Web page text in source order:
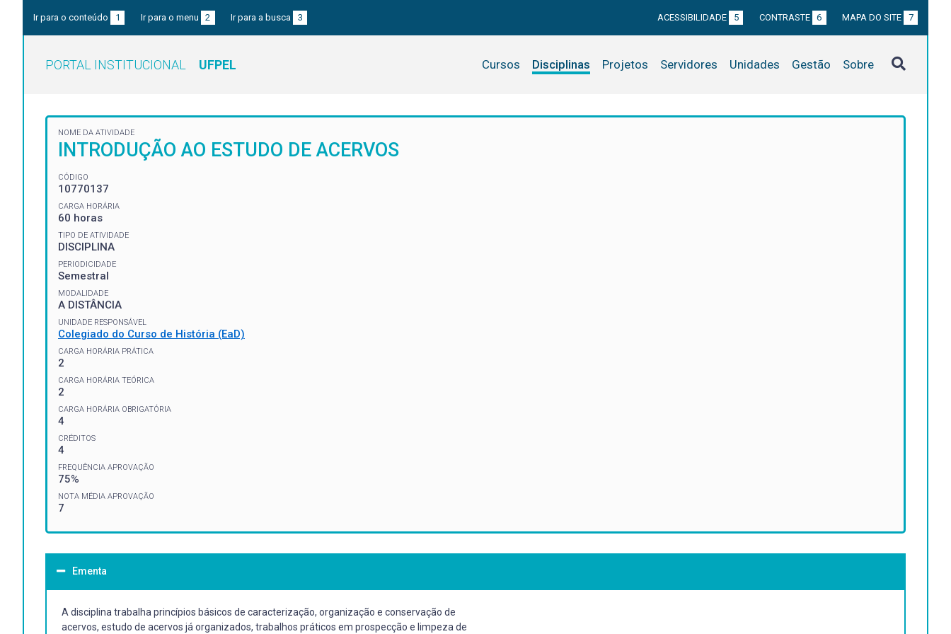
Ir para o conteúdo 1 Ir para o menu 2 Ir para a busca 3 ACESSIBILIDADE 5 CONTRASTE 6 MAPA DO SITE 7
PORTAL INSTITUCIONAL UFPEL Cursos Disciplinas Projetos Servidores Unidades Gestão Sobre
NOME DA ATIVIDADE
INTRODUÇÃO AO ESTUDO DE ACERVOS
CÓDIGO
10770137
CARGA HORÁRIA
60 horas
TIPO DE ATIVIDADE
DISCIPLINA
PERIODICIDADE
Semestral
MODALIDADE
A DISTÂNCIA
UNIDADE RESPONSÁVEL
Colegiado do Curso de História (EaD)
CARGA HORÁRIA PRÁTICA
2
CARGA HORÁRIA TEÓRICA
2
CARGA HORÁRIA OBRIGATÓRIA
4
CRÉDITOS
4
FREQUÊNCIA APROVAÇÃO
75%
NOTA MÉDIA APROVAÇÃO
7
Ementa
A disciplina trabalha princípios básicos de caracterização, organização e conservação de
acervos, estudo de acervos já organizados, trabalhos práticos em prospecção e limpeza de